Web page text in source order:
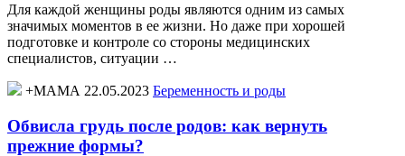
Для каждой женщины роды являются одним из самых
значимых моментов в ее жизни. Но даже при хорошей
подготовке и контроле со стороны медицинских
специалистов, ситуации …
+МАМА 22.05.2023 Беременность и роды
Обвисла грудь после родов: как вернуть
прежние формы?